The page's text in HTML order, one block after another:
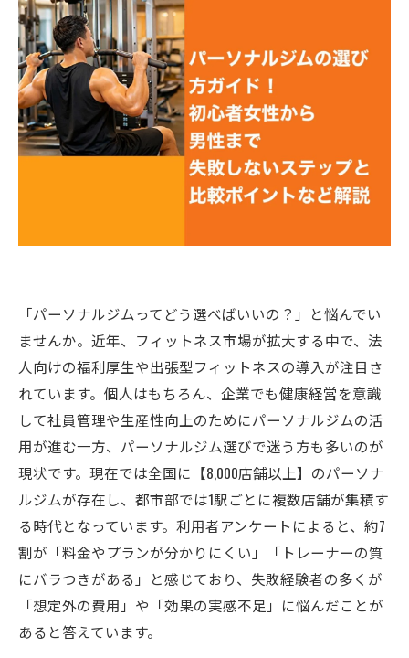
「パーソナルジムってどう選べばいいの？」と悩んでい
ませんか。近年、フィットネス市場が拡大する中で、法
人向けの福利厚生や出張型フィットネスの導入が注目さ
れています。個人はもちろん、企業でも健康経営を意識
して社員管理や生産性向上のためにパーソナルジムの活
用が進む一方、パーソナルジム選びで迷う方も多いのが
現状です。現在では全国に【8,000店舗以上】のパーソナ
ルジムが存在し、都市部では1駅ごとに複数店舗が集積す
る時代となっています。利用者アンケートによると、約7
割が「料金やプランが分かりにくい」「トレーナーの質
にバラつきがある」と感じており、失敗経験者の多くが
「想定外の費用」や「効果の実感不足」に悩んだことが
あると答えています。